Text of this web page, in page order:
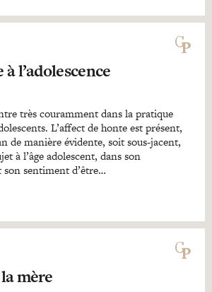
l’adolescence
très couramment dans la pratique
L’affect de honte est présent,
de manière évidente, soit sous-jacent,
à l’âge adolescent, dans son
son sentiment d’être…
mère